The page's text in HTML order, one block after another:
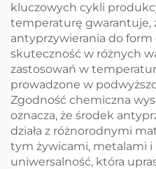
kluczowych cykli
temperaturę gwarantuje,
antyprzywierania do
skuteczność w różnych
zastosowań w
prowadzone w
Zgodność chemiczna
oznacza, że środek
działa z różnorodnymi
tym żywicami, metalami
uniwersalność, która